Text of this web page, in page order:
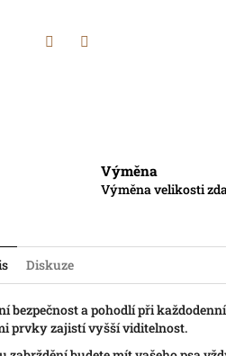
Výměna
Výměna velikosti
Diskuze
a pohodlí při
prvky zajistí vyšší viditelnost.